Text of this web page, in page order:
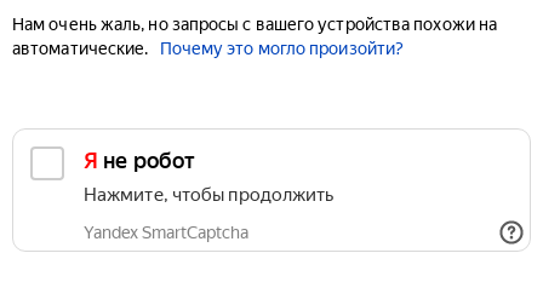
Нам очень жаль, но запросы с вашего устройства похожи на
автоматические.
Почему это могло произойти?
Я не робот
Нажмите, чтобы продолжить
Yandex SmartCaptcha